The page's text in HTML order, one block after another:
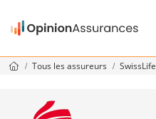
Tous les assureurs SwissLife